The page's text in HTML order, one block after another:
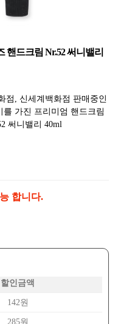
핸드크림 Nr.52 써니밸리
점, 신세계백화점 판매중인
를 가진 프리미엄 핸드크림
써니밸리 40ml
합니다.
할인금액
142원
285원